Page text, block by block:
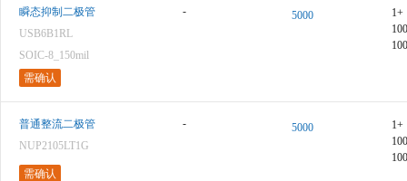
瞬态抑制二极管
USB6B1RL
SOIC-8_150mil
需确认
- 5000
1+
普通整流二极管
NUP2105LT1G
需确认
- 5000
1+